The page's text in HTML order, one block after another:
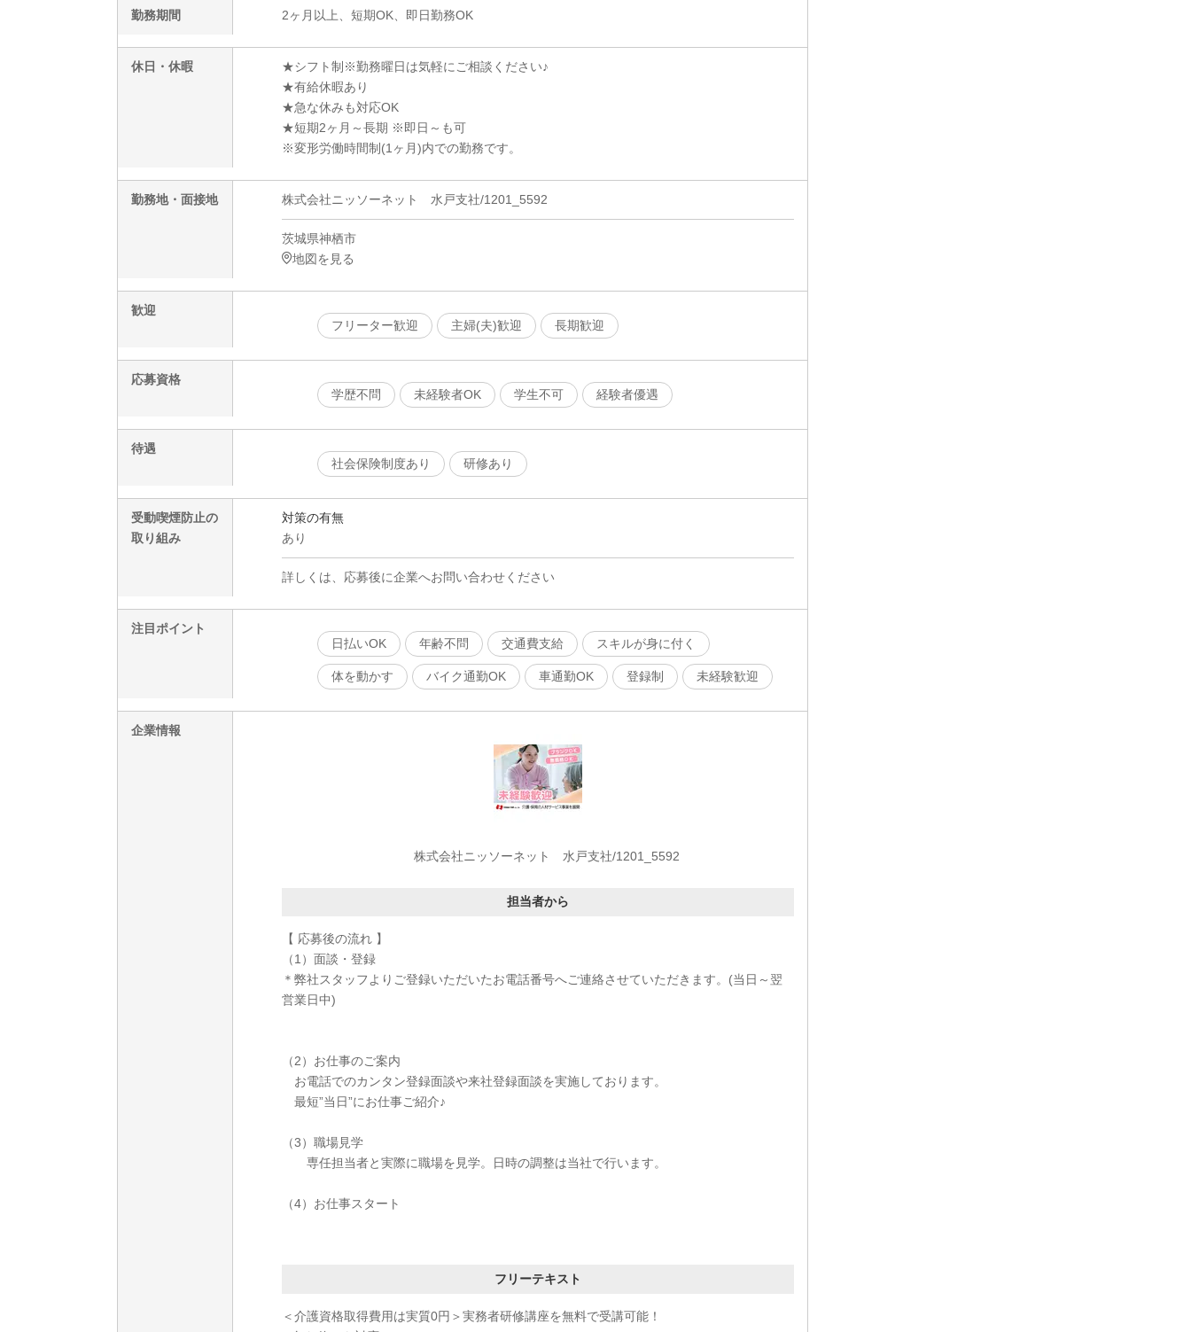
勤務期間 2ヶ月以上、短期OK、即日勤務OK
休日・休暇
★シフト制※勤務曜日は気軽にご相談ください♪
★有給休暇あり
★急な休みも対応OK
★短期2ヶ月～長期 ※即日～も可
※変形労働時間制(1ヶ月)内での勤務です。
勤務地・面接地 株式会社ニッソーネット 水戸支社/1201_5592
茨城県神栖市
地図を見る
歓迎
フリーター歓迎
主婦(夫)歓迎 長期歓迎
応募資格
学歴不問
未経験者OK 学生不可 経験者優遇
待遇
社会保険制度あり
研修あり
受動喫煙防止の
取り組み
対策の有無
あり
詳しくは、応募後に企業へお問い合わせください
注目ポイント
日払いOK
年齢不問 交通費支給 スキルが身に付く
体を動かす バイク通勤OK 車通勤OK 登録制 未経験歓迎
企業情報
株式会社ニッソーネット 水戸支社/1201_5592
担当者から
【 応募後の流れ 】
（1）面談・登録
＊弊社スタッフよりご登録いただいたお電話番号へご連絡させていただきます。(当日～翌
営業日中)
（2）お仕事のご案内
お電話でのカンタン登録面談や来社登録面談を実施しております。
最短”当日”にお仕事ご紹介♪
（3）職場見学
専任担当者と実際に職場を見学。日時の調整は当社で行います。
（4）お仕事スタート
フリーテキスト
＜介護資格取得費用は実質0円＞実務者研修講座を無料で受講可能！